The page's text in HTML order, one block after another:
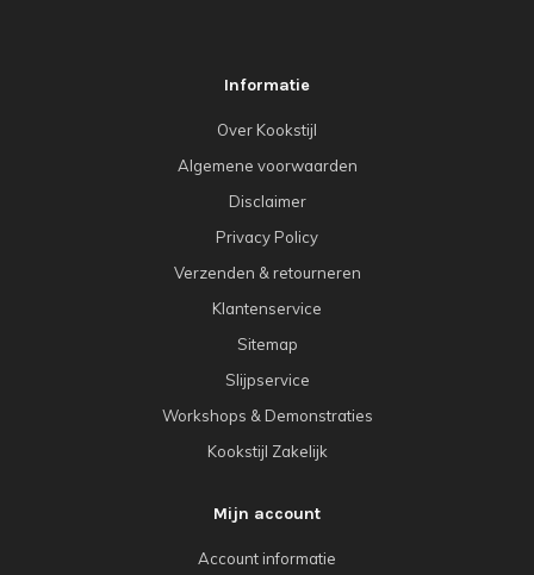
Informatie
Over Kookstijl
Algemene voorwaarden
Disclaimer
Privacy Policy
Verzenden & retourneren
Klantenservice
Sitemap
Slijpservice
Workshops & Demonstraties
Kookstijl Zakelijk
Mijn account
Account informatie